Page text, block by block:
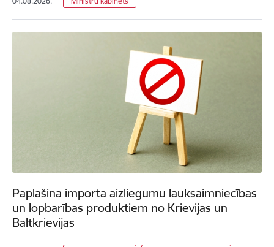
Paplašina importa aizliegumu lauksaimniecības
un lopbarības produktiem no Krievijas un
Baltkrievijas